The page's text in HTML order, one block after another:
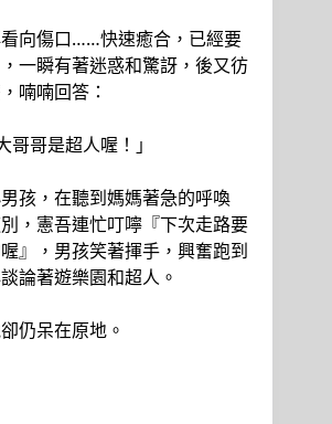
向傷口……快速癒合，已經要
一瞬有著迷惑和驚訝，後又彷
喃喃回答：
哥哥是超人喔！」
孩，在聽到媽媽著急的呼喚
，憲吾連忙叮嚀『下次走路要
』，男孩笑著揮手，興奮跑到
論著遊樂園和超人。
仍呆在原地。